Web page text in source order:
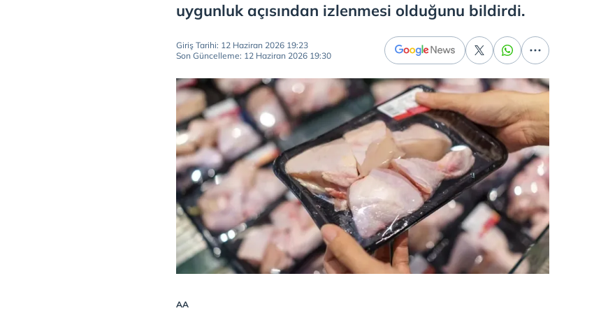
uygunluk açısından izlenmesi olduğunu bildirdi.
Giriş Tarihi: 12 Haziran 2026 19:23
Son Güncelleme: 12 Haziran 2026 19:30
AA